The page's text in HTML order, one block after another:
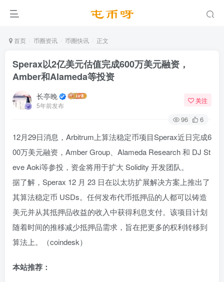
首页 币圈资讯 币圈快讯 正文
Sperax以2亿美元估值完成600万美元融资，
Amber和Alameda等投资
长亭晚
5年前发布
关注
96 6
12月29日消息，Arbitrum上算法稳定币项目Sperax近日完成6
00万美元融资，Amber Group、Alameda Research 和 DJ St
eve Aoki等参投，资金将用于扩大 Solidity 开发团队。
据了解，Sperax 12 月 23 日在以太坊扩展解决方案上推出了
其算法稳定币 USDs。任何发布代币抵押品的人都可以铸造
美元并从其抵押品收益的收入中获得利息支付。该项目计划
随着时间的推移减少抵押品需求，旨在把更多的权利转移到
算法上。（coindesk）
本站推荐：